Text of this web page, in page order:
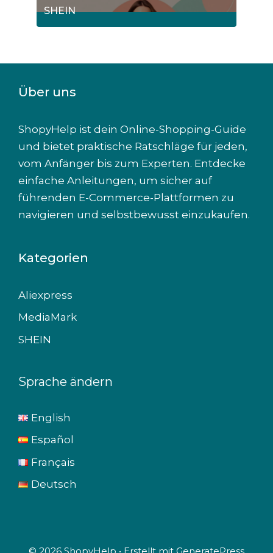
SHEIN
Über uns
ShopyHelp ist dein Online-Shopping-Guide
und bietet praktische Ratschläge für jeden,
vom Anfänger bis zum Experten. Entdecke
einfache Anleitungen, um sicher auf
führenden E-Commerce-Plattformen zu
navigieren und selbstbewusst einzukaufen.
Kategorien
Aliexpress
MediaMark
SHEIN
Sprache ändern
English
Español
Français
Deutsch